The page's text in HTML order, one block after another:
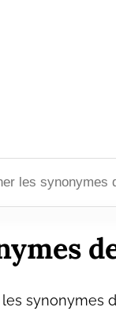
synonymes